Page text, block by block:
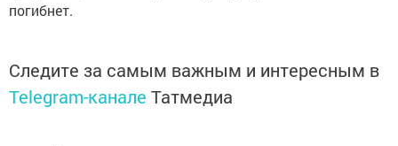
погибнет.
Следите за самым важным и интересным в
Telegram-канале Татмедиа